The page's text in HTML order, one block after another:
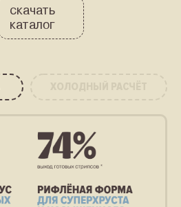
скачать
каталог